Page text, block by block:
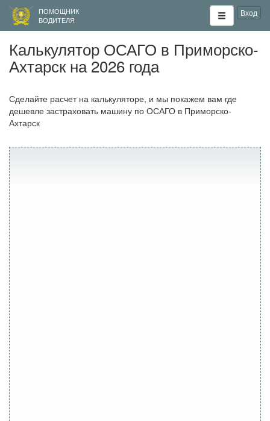
ПОМОЩНИК
ВОДИТЕЛЯ
Вход
Калькулятор ОСАГО в Приморско-
Ахтарск на 2026 года
Сделайте расчет на калькуляторе, и мы покажем вам где
дешевле застраховать машину по ОСАГО в Приморско-
Ахтарск